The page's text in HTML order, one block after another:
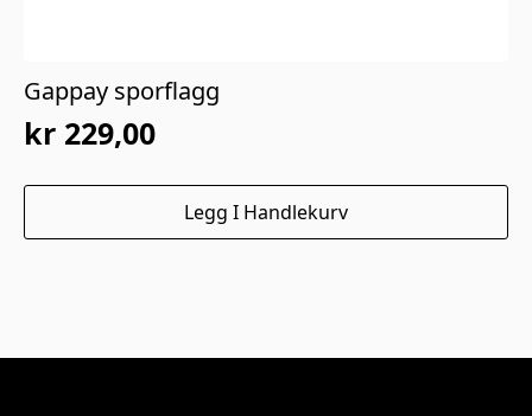
Gappay sporflagg
kr 229,00
Legg I Handlekurv